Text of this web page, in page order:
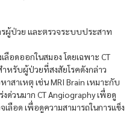
ผู้ป่วย และตรวจระบบประสาท
อดออกในสมอง โดยเฉพาะ CT
หรับผู้ป่วยที่สงสัยโรคดังกล่าว
สาเหตุ เช่น MRI Brain เหมาะกับ
ด่วนมาก CT Angiography เพื่อดู
ลือด เพื่อดูความสามารถในการแข็ง